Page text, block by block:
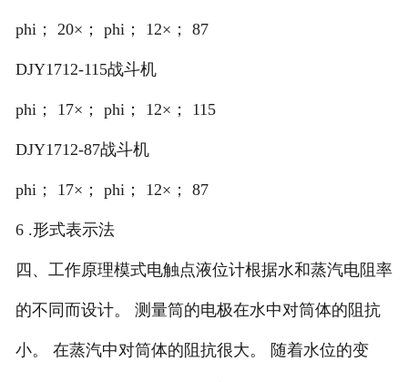
phi； 20×； phi； 12×； 87
DJY1712-115战斗机
phi； 17×； phi； 12×； 115
DJY1712-87战斗机
phi； 17×； phi； 12×； 87
6 .形式表示法
四、工作原理模式电触点液位计根据水和蒸汽电阻率
的不同而设计。 测量筒的电极在水中对筒体的阻抗
小。 在蒸汽中对筒体的阻抗很大。 随着水位的变